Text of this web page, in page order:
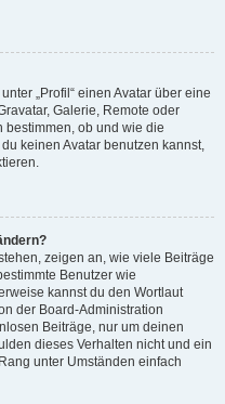
„Profil“ einen Avatar über eine
Galerie, Remote oder
bestimmen, ob und wie die
keinen Avatar benutzen kannst,
zeigen an, wie viele Beiträge
Benutzer wie
kannst du den Wortlaut
der Board-Administration
Beiträge, nur um deinen
dieses Verhalten nicht und ein
unter Umständen einfach